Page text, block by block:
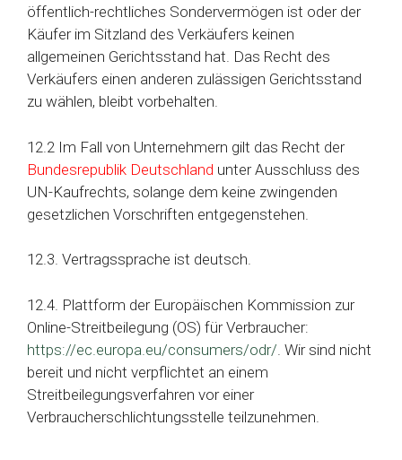
öffentlich-rechtliches Sondervermögen ist oder der
Käufer im Sitzland des Verkäufers keinen
allgemeinen Gerichtsstand hat. Das Recht des
Verkäufers einen anderen zulässigen Gerichtsstand
zu wählen, bleibt vorbehalten.
12.2 Im Fall von Unternehmern gilt das Recht der
Bundesrepublik Deutschland unter Ausschluss des
UN-Kaufrechts, solange dem keine zwingenden
gesetzlichen Vorschriften entgegenstehen.
12.3. Vertragssprache ist deutsch.
12.4. Plattform der Europäischen Kommission zur
Online-Streitbeilegung (OS) für Verbraucher:
https://ec.europa.eu/consumers/odr/ . Wir sind nicht
bereit und nicht verpflichtet an einem
Streitbeilegungsverfahren vor einer
Verbraucherschlichtungsstelle teilzunehmen.